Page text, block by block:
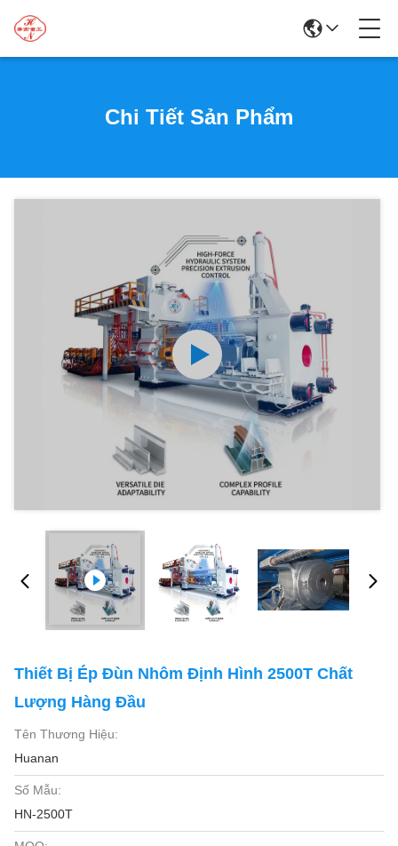
Chi Tiết Sản Phẩm
Thiết Bị Ép Đùn Nhôm Định Hình 2500T Chất
Lượng Hàng Đầu
Tên Thương Hiệu:
Huanan
Số Mẫu:
HN-2500T